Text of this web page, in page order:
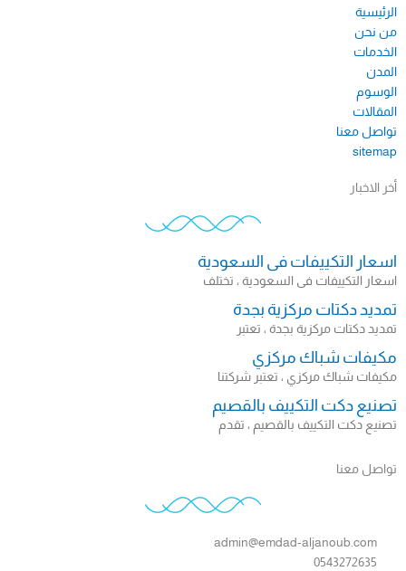
الرئيسية
من نحن
الخدمات
المدن
الوسوم
المقالات
تواصل معنا
sitemap​
أخر الاخبار
اسعار التكييفات فى السعودية
اسعار التكييفات فى السعودية ، تختلف
تمديد دكتات مركزية بجدة
تمديد دكتات مركزية بجدة ، تعتبر
مكيفات شباك مركزي
مكيفات شباك مركزي ، تعتبر شركتنا
تصنيع دكت التكييف بالقصيم
تصنيع دكت التكييف بالقصيم ، تقدم
تواصل معنا
admin@emdad-aljanoub.com
0543272635